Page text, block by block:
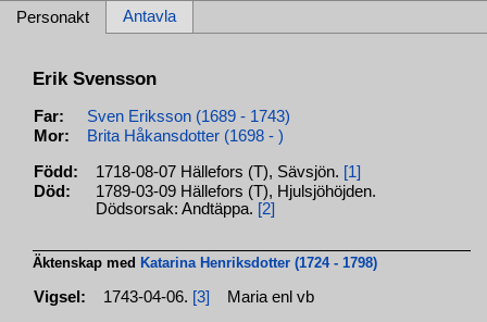
Personakt Antavla
Erik Svensson
Far:
Sven Eriksson (1689 - 1743)
Mor:
Brita Håkansdotter (1698 - )
Född: 1718-08-07 Hällefors (T), Sävsjön. [1]
Död:
1789-03-09 Hällefors (T), Hjulsjöhöjden.
Dödsorsak: Andtäppa. [2]
Äktenskap med Katarina Henriksdotter (1724 - 1798)
Vigsel: 1743-04-06. [3] Maria enl vb